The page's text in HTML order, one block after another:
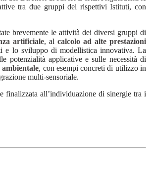
tra due gruppi dei rispettivi Istituti, con
brevemente le attività dei diversi gruppi di
artificiale, al calcolo ad alte prestazioni
e lo sviluppo di modellistica innovativa. La
potenzialità applicative e sulle necessità di
, con esempi concreti di utilizzo in
multi-sensoriale.
finalizzata all’individuazione di sinergie tra i